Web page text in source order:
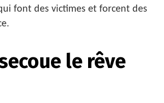
font des victimes et forcent des
le rêve